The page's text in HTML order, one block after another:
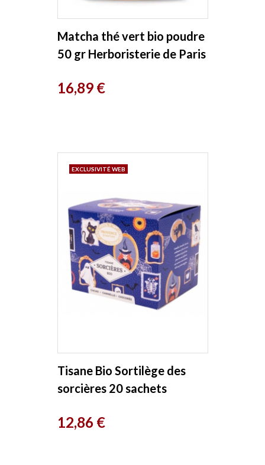
Matcha thé vert bio poudre
50 gr Herboristerie de Paris
Prix
16,89 €
Tisane Bio Sortilège des
sorcières 20 sachets
d'Antan
Prix
12,86 €
EXCLUSIVITÉ WEB